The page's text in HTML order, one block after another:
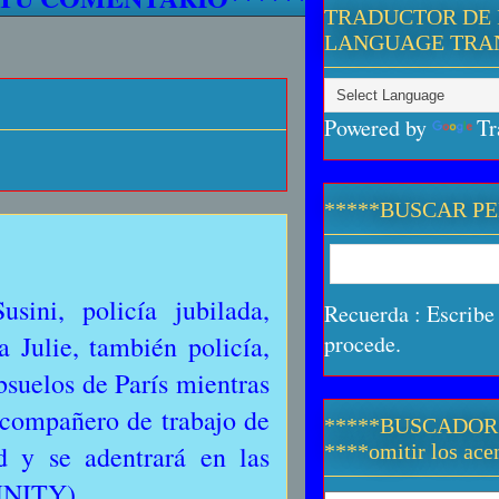
policía jubilada,
Julie, también policía,
de París mientras
de trabajo de
y se adentrará en las
TRADUCTOR
LANGUAGE
Powered by
*****BUSCAR
Recuerda :
procede.
****omitir los